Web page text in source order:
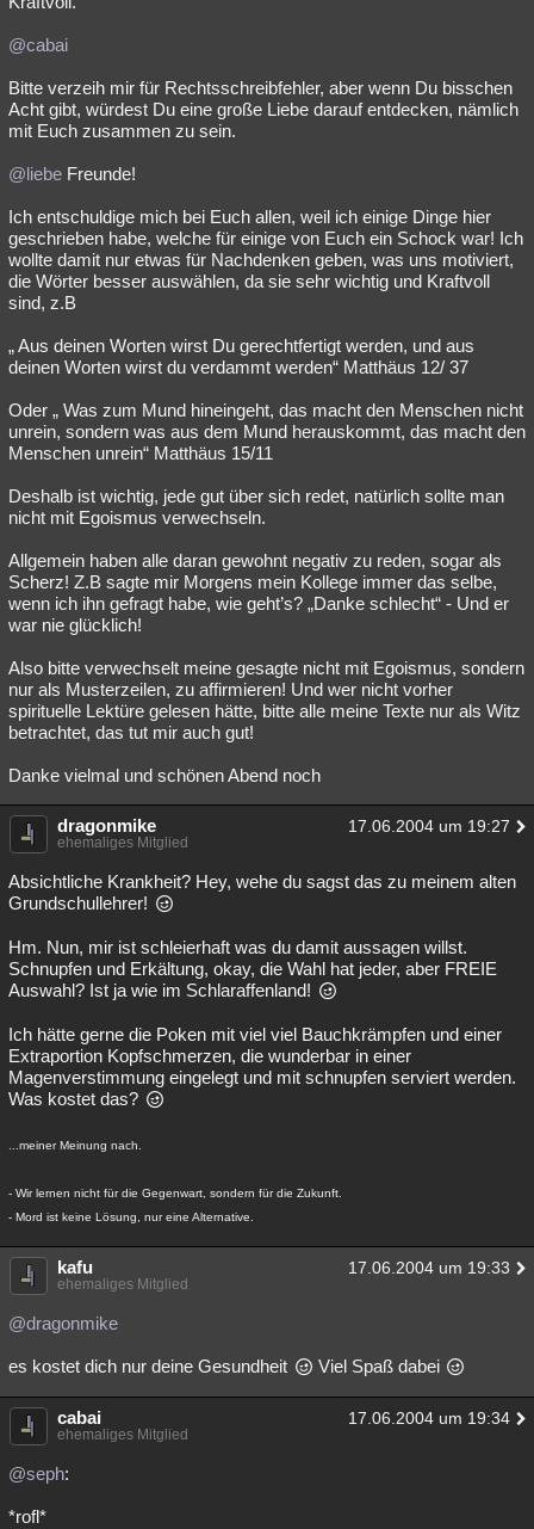
@cabai
Bitte verzeih mir für Rechtsschreibfehler, aber wenn Du bisschen
Acht gibt, würdest Du eine große Liebe darauf entdecken, nämlich
mit Euch zusammen zu sein.
@liebe Freunde!
Ich entschuldige mich bei Euch allen, weil ich einige Dinge hier
geschrieben habe, welche für einige von Euch ein Schock war! Ich
wollte damit nur etwas für Nachdenken geben, was uns motiviert,
die Wörter besser auswählen, da sie sehr wichtig und Kraftvoll
sind, z.B
„ Aus deinen Worten wirst Du gerechtfertigt werden, und aus
deinen Worten wirst du verdammt werden“ Matthäus 12/ 37
Oder „ Was zum Mund hineingeht, das macht den Menschen nicht
unrein, sondern was aus dem Mund herauskommt, das macht den
Menschen unrein“ Matthäus 15/11
Deshalb ist wichtig, jede gut über sich redet, natürlich sollte man
nicht mit Egoismus verwechseln.
Allgemein haben alle daran gewohnt negativ zu reden, sogar als
Scherz! Z.B sagte mir Morgens mein Kollege immer das selbe,
wenn ich ihn gefragt habe, wie geht’s? „Danke schlecht“ - Und er
war nie glücklich!
Also bitte verwechselt meine gesagte nicht mit Egoismus, sondern
nur als Musterzeilen, zu affirmieren! Und wer nicht vorher
spirituelle Lektüre gelesen hätte, bitte alle meine Texte nur als Witz
betrachtet, das tut mir auch gut!
Danke vielmal und schönen Abend noch
dragonmike 17.06.2004 um 19:27
ehemaliges Mitglied
Absichtliche Krankheit? Hey, wehe du sagst das zu meinem alten
Grundschullehrer!
Hm. Nun, mir ist schleierhaft was du damit aussagen willst.
Schnupfen und Erkältung, okay, die Wahl hat jeder, aber FREIE
Auswahl? Ist ja wie im Schlaraffenland!
Ich hätte gerne die Poken mit viel viel Bauchkrämpfen und einer
Extraportion Kopfschmerzen, die wunderbar in einer
Magenverstimmung eingelegt und mit schnupfen serviert werden.
Was kostet das?
...meiner Meinung nach.
- Wir lernen nicht für die Gegenwart, sondern für die Zukunft.
- Mord ist keine Lösung, nur eine Alternative.
kafu 17.06.2004 um 19:33
ehemaliges Mitglied
@dragonmike
es kostet dich nur deine Gesundheit Viel Spaß dabei
cabai 17.06.2004 um 19:34
ehemaliges Mitglied
@seph:
*rofl*